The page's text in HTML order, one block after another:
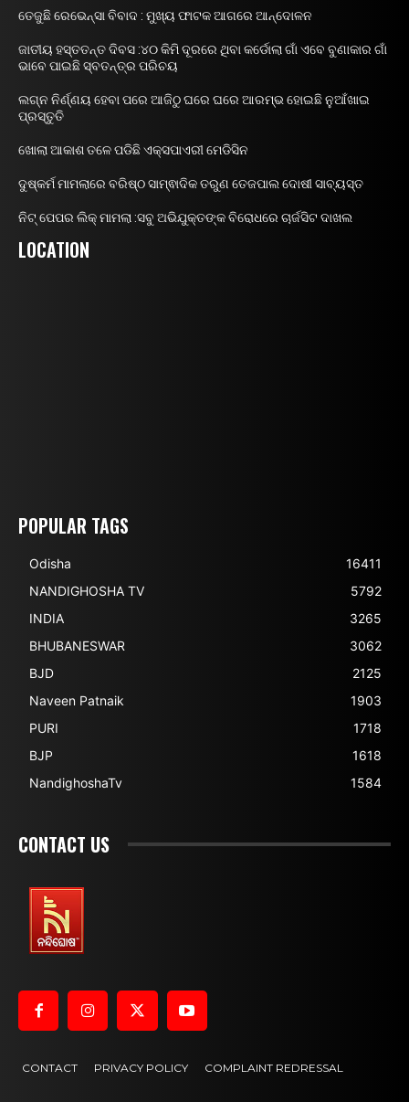
ତେଜୁଛି ରେଭେନ୍ସା ବିବାଦ : ମୁଖ୍ୟ ଫାଟକ ଆଗରେ ଆନ୍ଦୋଳନ
ଜାତୀୟ ହସ୍ତତନ୍ତ ଦିବସ :୪୦ କିମି ଦୂରରେ ଥିବା କର୍ଡୋଲା ଗାଁ ଏବେ ବୁଣାକାର ଗାଁ
ଭାବେ ପାଇଛି ସ୍ବତନ୍ତ୍ର ପରିଚୟ
ଲଗ୍ନ ନିର୍ଣ୍ଣୟ ହେବା ପରେ ଆଜିଠୁ ଘରେ ଘରେ ଆରମ୍ଭ ହୋଇଛି ନୁଆଁଖାଇ
ପ୍ରସ୍ତୁତି
ଖୋଲା ଆକାଶ ତଳେ ପଡିଛି ଏକ୍ସପାଏରୀ ମେଡିସିନ
ଦୁଷ୍କର୍ମ ମାମଲାରେ ବରିଷ୍ଠ ସାମ୍ଵାଦିକ ତରୁଣ ତେଜପାଲ ଦୋଷୀ ସାବ୍ୟସ୍ତ
ନିଟ୍ ପେପର ଲିକ୍ ମାମଲା :ସବୁ ଅଭିଯୁକ୍ତଙ୍କ ବିରୋଧରେ ଚାର୍ଜସିଟ ଦାଖଲ
LOCATION
POPULAR TAGS
Odisha
16411
NANDIGHOSHA TV
5792
INDIA
3265
BHUBANESWAR
3062
BJD
2125
Naveen Patnaik
1903
PURI
1718
BJP
1618
NandighoshaTv
1584
CONTACT US
CONTACT PRIVACY POLICY COMPLAINT REDRESSAL